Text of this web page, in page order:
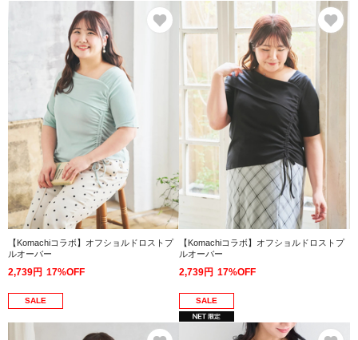
【Komachiコラボ】オフショルドロストプ
ルオーバー
2,739円 17%OFF
【Komachiコラボ】オフショルドロストプ
ルオーバー
2,739円 17%OFF
SALE SALE